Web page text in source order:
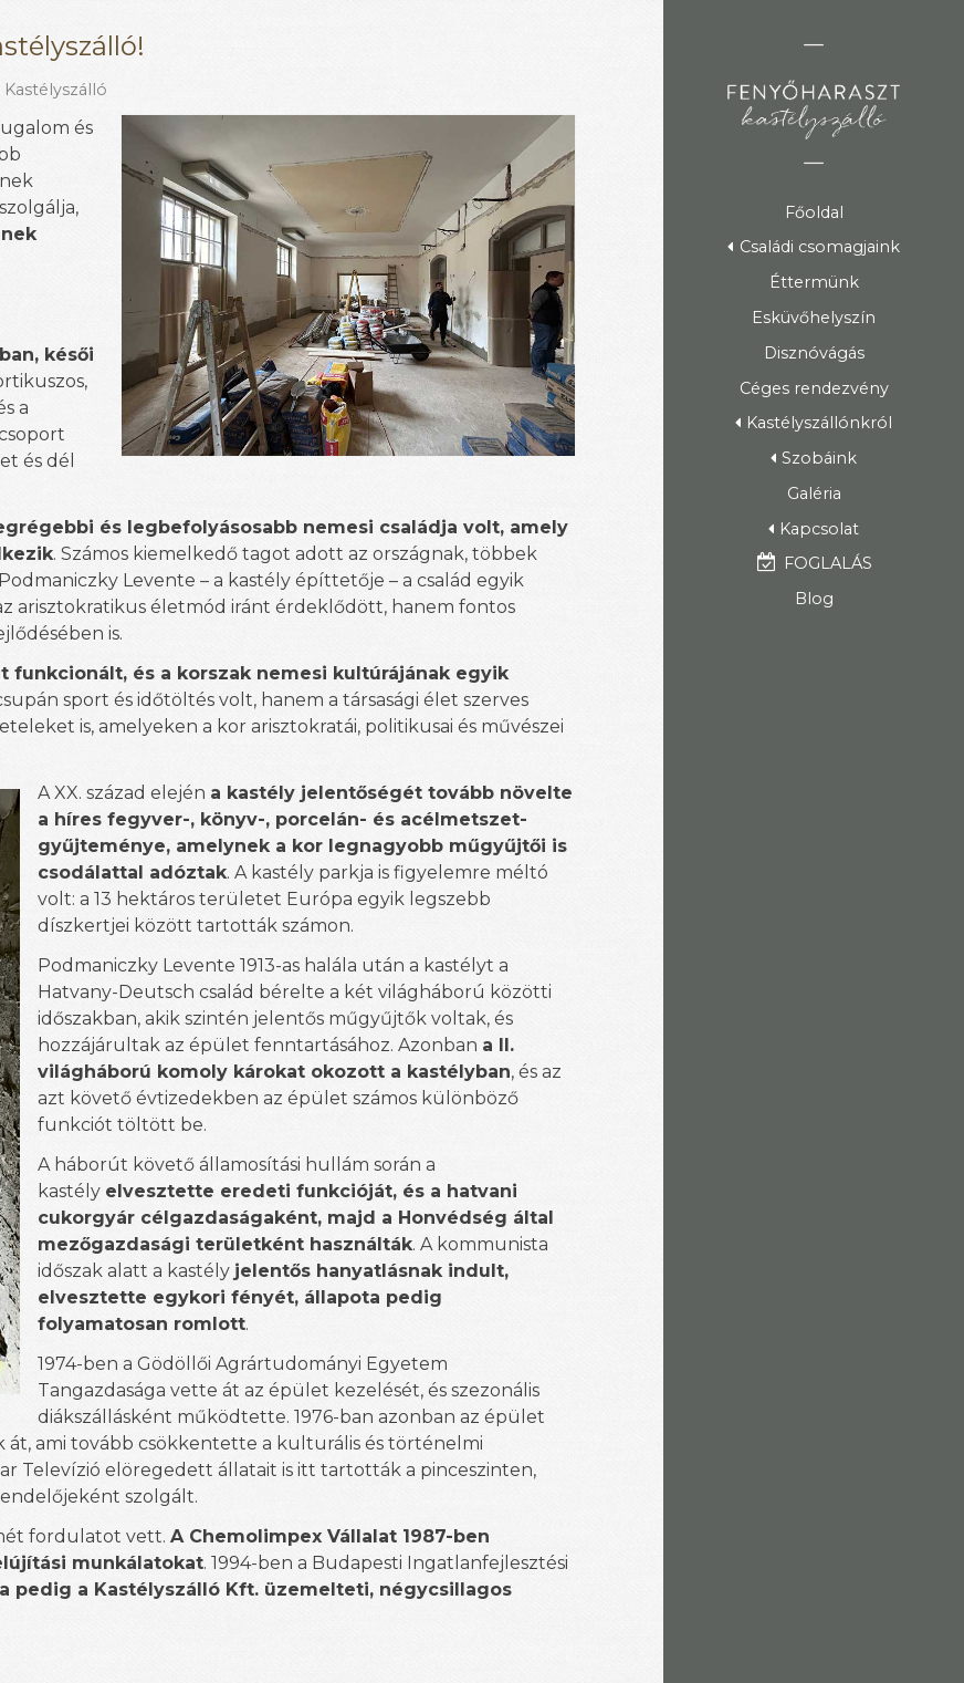
Főoldal
Családi csomagjaink
Éttermünk
Esküvőhelyszín
Disznóvágás
Céges rendezvény
Kastélyszállónkról
Szobáink
Galéria
Kapcsolat
FOGLALÁS
Blog
Kastélyszálló
és
késői
a
és dél
és legbefolyásosabb nemesi családja volt, amely
. Számos kiemelkedő tagot adott az országnak, többek
Levente – a kastély építtetője – a család egyik
arisztokratikus életmód iránt érdeklődött, hanem fontos
is.
funkcionált, és a korszak nemesi kultúrájának egyik
sport és időtöltés volt, hanem a társasági élet szerves
is, amelyeken a kor arisztokratái, politikusai és művészei
A XX. század elején a kastély jelentőségét tovább növelte
a híres fegyver-, könyv-, porcelán- és acélmetszet-
gyűjteménye, amelynek a kor legnagyobb műgyűjtői is
csodálattal adóztak. A kastély parkja is figyelemre méltó
volt: a 13 hektáros területet Európa egyik legszebb
díszkertjei között tartották számon.
Podmaniczky Levente 1913-as halála után a kastélyt a
Hatvany-Deutsch család bérelte a két világháború közötti
időszakban, akik szintén jelentős műgyűjtők voltak, és
hozzájárultak az épület fenntartásához. Azonban a II.
világháború komoly károkat okozott a kastélyban, és az
azt követő évtizedekben az épület számos különböző
funkciót töltött be.
A háborút követő államosítási hullám során a
kastély elvesztette eredeti funkcióját, és a hatvani
cukorgyár célgazdaságaként, majd a Honvédség által
mezőgazdasági területként használták. A kommunista
időszak alatt a kastély jelentős hanyatlásnak indult,
elvesztette egykori fényét, állapota pedig
folyamatosan romlott.
1974-ben a Gödöllői Agrártudományi Egyetem
Tangazdasága vette át az épület kezelését, és szezonális
diákszállásként működtette. 1976-ban azonban az épület
ami tovább csökkentette a kulturális és történelmi
Televízió elöregedett állatait is itt tartották a pinceszinten,
szolgált.
fordulatot vett. A Chemolimpex Vállalat 1987-ben
munkálatokat. 1994-ben a Budapesti Ingatlanfejlesztési
pedig a Kastélyszálló Kft. üzemelteti, négycsillagos